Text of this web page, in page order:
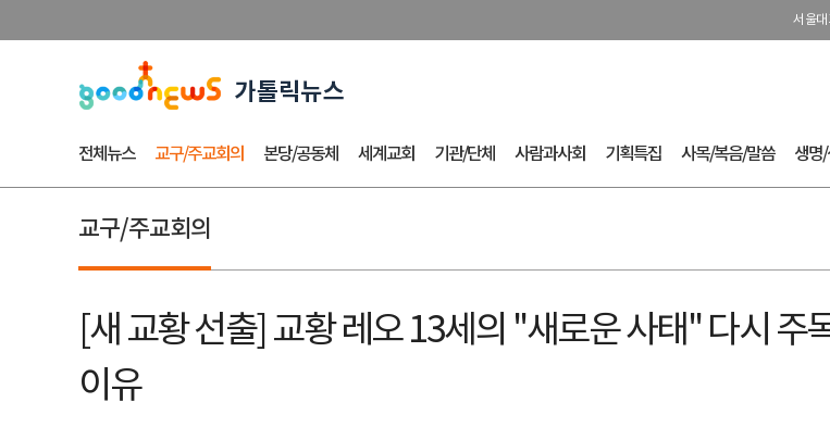
서울대
전체뉴스 교구/주교회의 본당/공동체 세계교회 기관/단체 사람과사회 기획특집 사목/복음/말씀 생명
교구/주교회의
[새 교황 선출] 교황 레오 13세의 ''새로운 사태'' 다시 주
이유